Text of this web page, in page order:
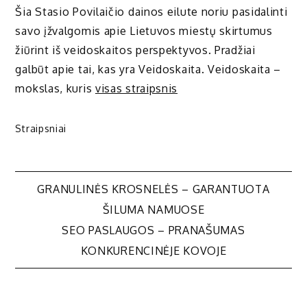
Šia Stasio Povilaičio dainos eilute noriu pasidalinti
savo įžvalgomis apie Lietuvos miestų skirtumus
žiūrint iš veidoskaitos perspektyvos. Pradžiai
galbūt apie tai, kas yra Veidoskaita. Veidoskaita –
mokslas, kuris visas straipsnis
Straipsniai
Navigacija
tarp
įrašų
GRANULINĖS KROSNELĖS – GARANTUOTA
ŠILUMA NAMUOSE
SEO PASLAUGOS – PRANAŠUMAS
KONKURENCINĖJE KOVOJE